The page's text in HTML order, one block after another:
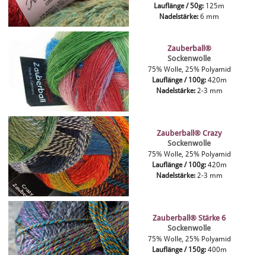
Lauflänge / 50g: 125m
Nadelstärke:6 mm
Zauberball®
Sockenwolle
75% Wolle, 25% Polyamid
Lauflänge / 100g: 420m
Nadelstärke: 2-3 mm
Zauberball® Crazy
Sockenwolle
75% Wolle, 25% Polyamid
Lauflänge / 100g: 420m
Nadelstärke: 2-3 mm
Zauberball® Stärke 6
Sockenwolle
75% Wolle, 25% Polyamid
Lauflänge / 150g: 400m